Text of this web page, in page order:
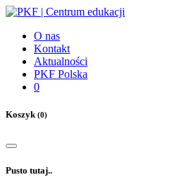
O nas
Kontakt
Aktualności
PKF Polska
0
Koszyk(0)
Pusto tutaj..